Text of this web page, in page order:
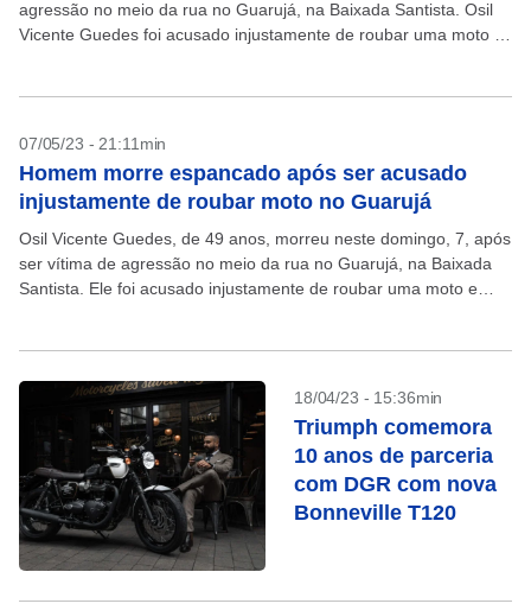
agressão no meio da rua no Guarujá, na Baixada Santista. Osil
Vicente Guedes foi acusado injustamente de roubar uma moto e
07/05/23 - 21:11min
Homem morre espancado após ser acusado
injustamente de roubar moto no Guarujá
Osil Vicente Guedes, de 49 anos, morreu neste domingo, 7, após
ser vítima de agressão no meio da rua no Guarujá, na Baixada
Santista. Ele foi acusado injustamente de roubar uma moto e
18/04/23 - 15:36min
Triumph comemora
10 anos de parceria
com DGR com nova
Bonneville T120